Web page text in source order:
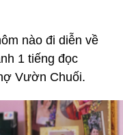
nào đi diễn về
1 tiếng đọc
Vườn Chuối.